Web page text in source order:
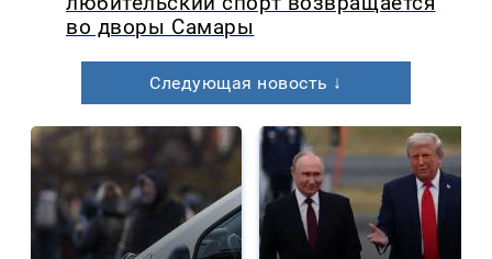
во дворы Самары
Следующая новость ↓